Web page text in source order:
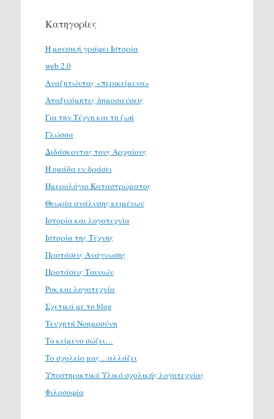
Κατηγορίες
H μουσική γράφει Ιστορία
web 2.0
Αναζητώντας «περικείμενα»
Αταξινόμητες δημοσιεύσεις
Για την Τέχνη και τη ζωή
Γλώσσα
Διδάσκοντας τους Αρχαίους
Η ομάδα εν δράσει
Ημερολόγιο Καταστρώματος
Θεωρία ανάλυσης κειμένων
Ιστορία και λογοτεχνία
Ιστορία της Τέχνης
Προτάσεις Ανάγνωσης
Προτάσεις Ταινιών
Ροκ και λογοτεχνία
Σχετικά με το blog
Τενχητή Νοημοσύνη
Το κείμενο σώζει…
Το σχολείο μας…αλλάζει
Υποστηρικτικό Υλικό σχολικής λογοτεχνίας
Φιλοσοφία